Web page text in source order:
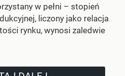
w pełni – stopień
liczony jako relacja
rynku, wynosi zaledwie